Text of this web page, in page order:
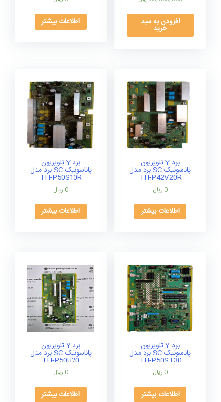
افزودن به سبد
خرید
اطلاعات بیشتر
برد Y تلویزیون
پاناسونیک SC برد مدل
TH-P42V20R
0 ریال
اطلاعات بیشتر
برد Y تلویزیون
پاناسونیک SC برد مدل
TH-P50S10R
0 ریال
اطلاعات بیشتر
برد Y تلویزیون
پاناسونیک SC برد مدل
TH-P50ST30
0 ریال
اطلاعات بیشتر
برد Y تلویزیون
پاناسونیک SC برد مدل
TH-P50U20
0 ریال
اطلاعات بیشتر